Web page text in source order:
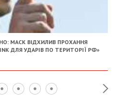
МАСК ВІДХИЛИВ ПРОХАННЯ
ДЛЯ УДАРІВ ПО ТЕРИТОРІЇ РФ»